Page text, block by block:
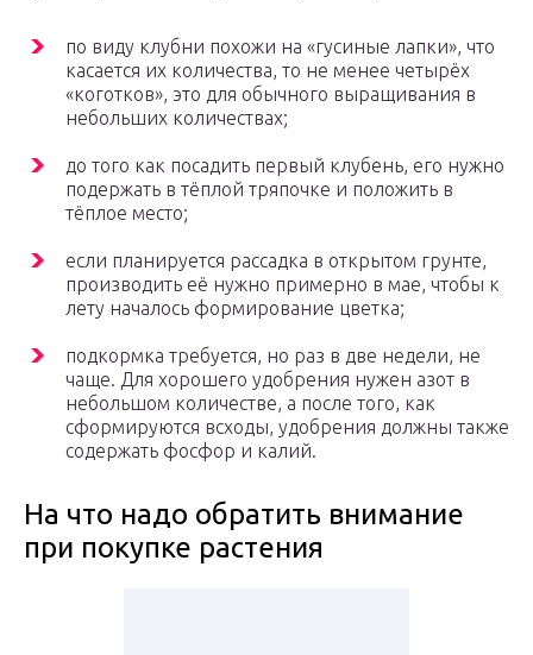
по виду клубни похожи на «гусиные лапки», что
касается их количества, то не менее четырёх
«коготков», это для обычного выращивания в
небольших количествах;
до того как посадить первый клубень, его нужно
подержать в тёплой тряпочке и положить в
тёплое место;
если планируется рассадка в открытом грунте,
производить её нужно примерно в мае, чтобы к
лету началось формирование цветка;
подкормка требуется, но раз в две недели, не
чаще. Для хорошего удобрения нужен азот в
небольшом количестве, а после того, как
сформируются всходы, удобрения должны также
содержать фосфор и калий.
На что надо обратить внимание
при покупке растения